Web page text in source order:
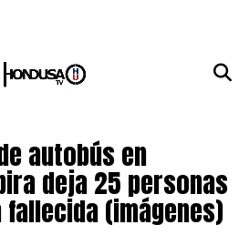
autobús en
deja 25 personas
(imágenes)